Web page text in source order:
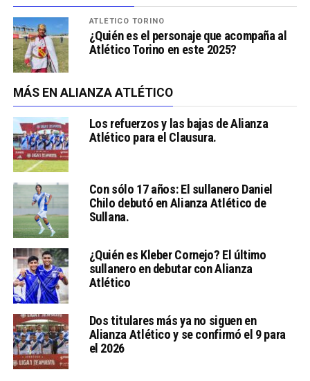
ATLÉTICO TORINO
¿Quién es el personaje que acompaña al
Atlético Torino en este 2025?
MÁS EN ALIANZA ATLÉTICO
Los refuerzos y las bajas de Alianza
Atlético para el Clausura.
Con sólo 17 años: El sullanero Daniel
Chilo debutó en Alianza Atlético de
Sullana.
¿Quién es Kleber Cornejo? El último
sullanero en debutar con Alianza
Atlético
Dos titulares más ya no siguen en
Alianza Atlético y se confirmó el 9 para
el 2026